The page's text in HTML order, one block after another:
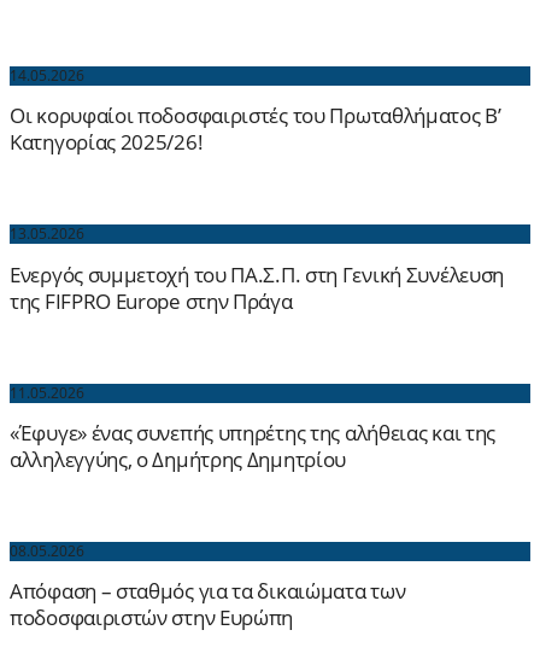
14.05.2026
Οι κορυφαίοι ποδοσφαιριστές του Πρωταθλήματος Β’
Κατηγορίας 2025/26!
13.05.2026
Ενεργός συμμετοχή του ΠΑ.Σ.Π. στη Γενική Συνέλευση
της FIFPRO Europe στην Πράγα
11.05.2026
«Έφυγε» ένας συνεπής υπηρέτης της αλήθειας και της
αλληλεγγύης, ο Δημήτρης Δημητρίου
08.05.2026
Απόφαση – σταθμός για τα δικαιώματα των
ποδοσφαιριστών στην Ευρώπη